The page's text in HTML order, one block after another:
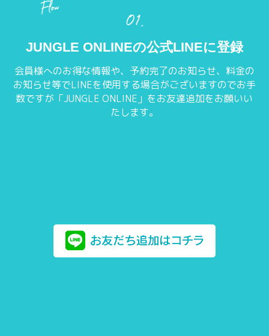
JUNGLE ONLINEの公式LINEに登録
会員様へのお得な情報や、予約完了のお知らせ、料金の
お知らせ等でLINEを使用する場合がございますのでお手
数ですが「JUNGLE ONLINE」をお友達追加をお願いい
たします。